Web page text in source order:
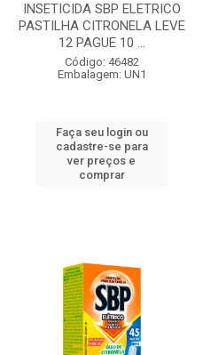
INSETICIDA SBP ELETRICO
PASTILHA CITRONELA LEVE
12 PAGUE 10 ...
Código: 46482
Embalagem: UN1
Faça seu login ou
cadastre-se para
ver preços e
comprar